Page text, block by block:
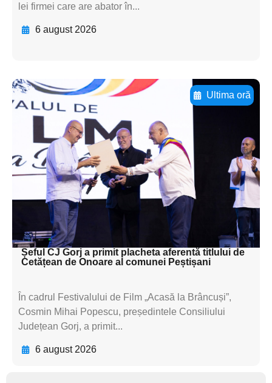
lei firmei care are abator în...
6 august 2026
Ultima oră
Adaugă aici textul pentru
subtitluAdaugă aici
textul pentru
subtitluAdaugă aici
textul pentru
subtitluAdaugă aici
textul pentru subti
Șeful CJ Gorj a primit placheta aferentă titlului de
Cetățean de Onoare al comunei Peștișani
În cadrul Festivalului de Film „Acasă la Brâncuși”,
Cosmin Mihai Popescu, președintele Consiliului
Județean Gorj, a primit...
6 august 2026